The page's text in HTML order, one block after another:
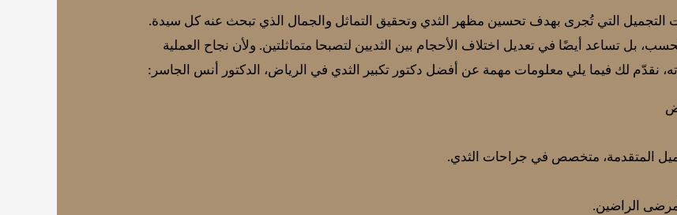
التجميل التي تُجرى بهدف تحسين مظهر الثدي وتحقيق التماثل والجمال الذي تبحث عنه كل سيدة.
بل تساعد أيضًا في تعديل اختلاف الأحجام بين الثديين لتصبحا متماثلتين. ولأن نجاح العملية
نقدّم لك فيما يلي معلومات مهمة عن أفضل دكتور تكبير الثدي في الرياض، الدكتور أنس الجاسر:
المتقدمة، متخصص في جراحات الثدي.
الراضين.